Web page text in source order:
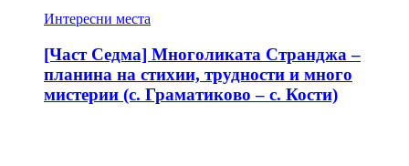
Интересни места
[Част Седма] Многоликата Странджа –
планина на стихии, трудности и много
мистерии (с. Граматиково – с. Кости)